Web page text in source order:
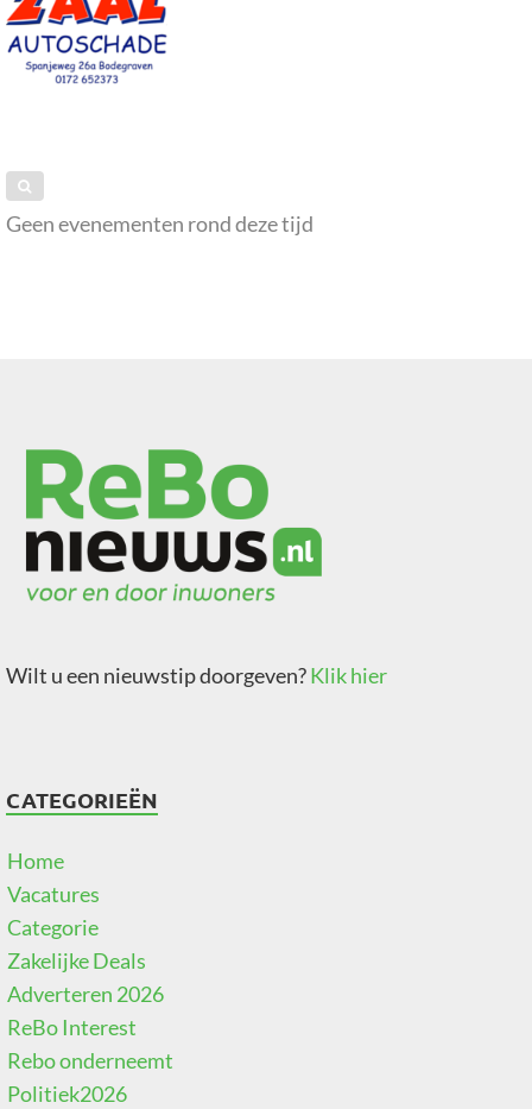
Geen evenementen rond deze tijd
Wilt u een nieuwstip doorgeven?Klik hier
CATEGORIEËN
Home
Vacatures
Categorie
Zakelijke Deals
Adverteren 2026
ReBo Interest
Rebo onderneemt
Politiek2026